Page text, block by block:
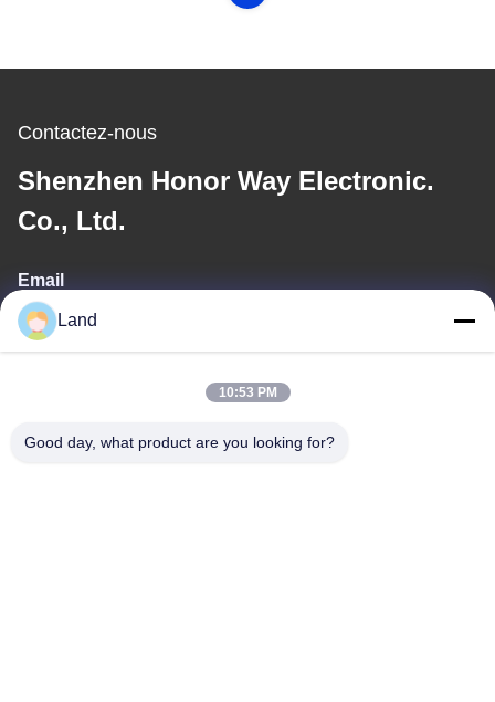
Contactez-nous
Shenzhen Honor Way Electronic.
Co., Ltd.
Email
land@szhw-tech.com
Adresse
Land
10:53 PM
Good day, what product are you looking for?